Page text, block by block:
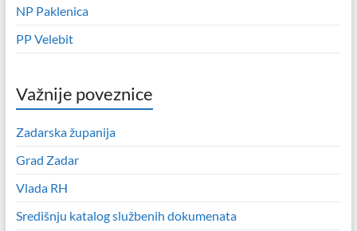
NP Paklenica
PP Velebit
Važnije poveznice
Zadarska županija
Grad Zadar
Vlada RH
Središnju katalog službenih dokumenata